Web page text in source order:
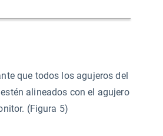
que todos los agujeros del
alineados con el agujero
(Figura 5)